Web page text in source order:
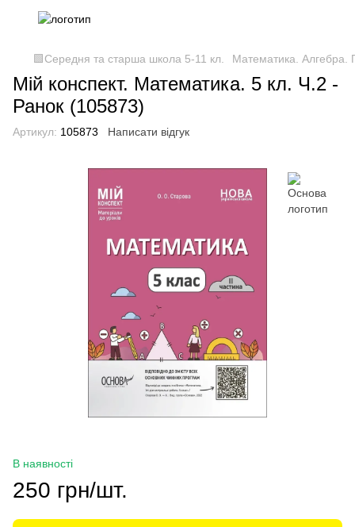
🟩Середня та старша школа 5-11 кл. Математика. Алгебра.
Мій конспект. Математика. 5 кл. Ч.2 -
Ранок (105873)
Артикул: 105873 Написати відгук
В наявності
250 грн/шт.